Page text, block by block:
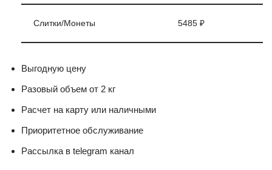
Слитки/Монеты 5485 ₽
Выгодную цену
Разовый объем от 2 кг
Расчет на карту или наличными
Приоритетное обслуживание
Рассылка в telegram канал